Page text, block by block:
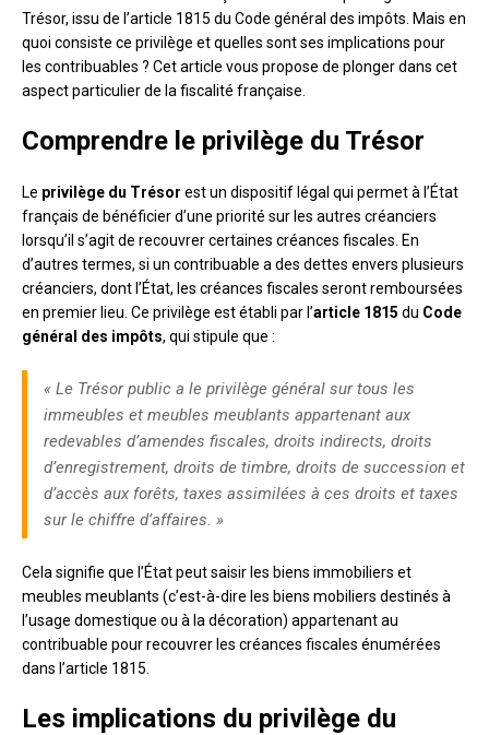
Trésor, issu de l’article 1815 du Code général des impôts. Mais en
quoi consiste ce privilège et quelles sont ses implications pour
les contribuables ? Cet article vous propose de plonger dans cet
aspect particulier de la fiscalité française.
Comprendre le privilège du Trésor
Le privilège du Trésor est un dispositif légal qui permet à l’État
français de bénéficier d’une priorité sur les autres créanciers
lorsqu’il s’agit de recouvrer certaines créances fiscales. En
d’autres termes, si un contribuable a des dettes envers plusieurs
créanciers, dont l’État, les créances fiscales seront remboursées
en premier lieu. Ce privilège est établi par l’article 1815 du Code
général des impôts, qui stipule que :
« Le Trésor public a le privilège général sur tous les
immeubles et meubles meublants appartenant aux
redevables d’amendes fiscales, droits indirects, droits
d’enregistrement, droits de timbre, droits de succession et
d’accès aux forêts, taxes assimilées à ces droits et taxes
sur le chiffre d’affaires. »
Cela signifie que l’État peut saisir les biens immobiliers et
meubles meublants (c’est-à-dire les biens mobiliers destinés à
l’usage domestique ou à la décoration) appartenant au
contribuable pour recouvrer les créances fiscales énumérées
dans l’article 1815.
Les implications du privilège du